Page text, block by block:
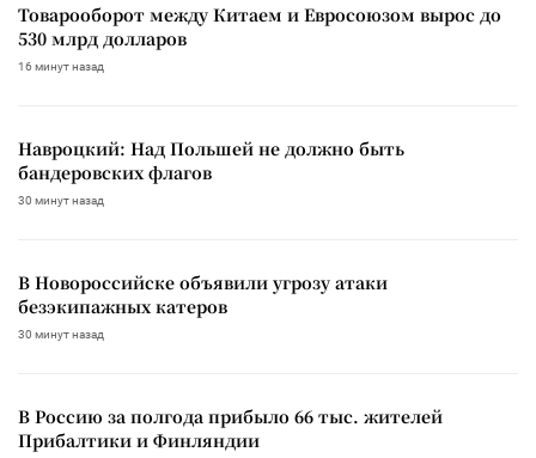
Товарооборот между Китаем и Евросоюзом вырос до
530 млрд долларов
16 минут назад
Навроцкий: Над Польшей не должно быть
бандеровских флагов
30 минут назад
В Новороссийске объявили угрозу атаки
безэкипажных катеров
30 минут назад
В Россию за полгода прибыло 66 тыс. жителей
Прибалтики и Финляндии